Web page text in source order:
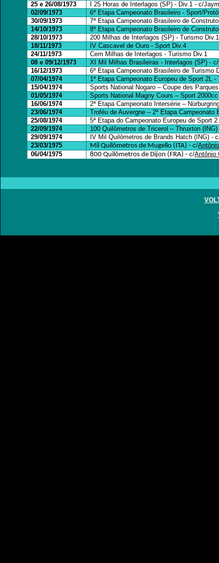
25 e 26/08/1973
I 25 Horas de Interlagos (SP) - Div.1 - c/
02/09/1973
6ª Etapa Campeonato Brasileiro - Sport/
30/09/1973
7ª Etapa Campeonato Brasileiro de
14/10/1973
8ª Etapa Campeonato Brasileiro de
28/10/1973
200 Milhas de Interlagos (SP) - Turismo
18/11/1973
IV Cascavel de Ouro - Sport Div.4
24/11/1973
Cem Milhas de Interlagos - Turismo Div.1
08 e 09/12/1973
XI Mil Milhas Brasileiras - Interlagos (SP) -
16/12/1973
6ª Etapa Campeonato Brasileiro de Turismo
07/04/1974
1ª Etapa Campeonato Europeu de Sport 2L
15/04/1974
Sports National Nogaro – Coupe des
01/05/1974
Sports National Magny Cours – Sport
16/06/1974
2ª Etapa Campeonato Intersérie –
23/06/1974
Troféu de Auvergne – 2ª Etapa Campeonato
25/08/1974
5ª Etapa do Campeonato Europeu de Sport
22/09/1974
100 Quilômetros de Tricerol – Thruxton (ING)
29/09/1974
IV Mil Quilômetros de Brands Hatch (ING) -
23/03/1975
Mil Quilômetros de Mugello (ITA) -c/
06/04/1975
800 Quilômetros de Dijon (FRA) -c/Antônio